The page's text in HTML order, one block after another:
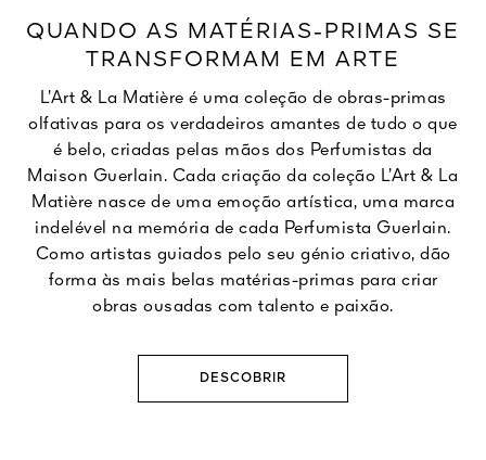
QUANDO AS MATÉRIAS-PRIMAS SE
TRANSFORMAM EM ARTE
L’Art & La Matière é uma coleção de obras-primas
olfativas para os verdadeiros amantes de tudo o que
é belo, criadas pelas mãos dos Perfumistas da
Maison Guerlain. Cada criação da coleção L’Art & La
Matière nasce de uma emoção artística, uma marca
indelével na memória de cada Perfumista Guerlain.
Como artistas guiados pelo seu génio criativo, dão
forma às mais belas matérias-primas para criar
obras ousadas com talento e paixão.
DESCOBRIR